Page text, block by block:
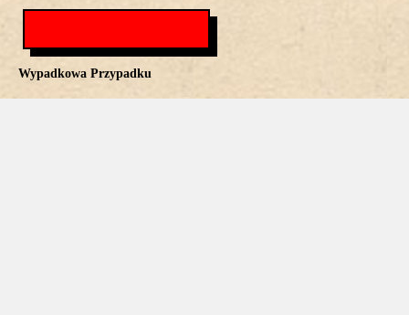
Wypadkowa Przypadku